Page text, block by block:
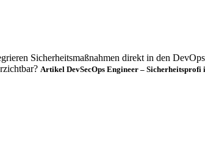
Sicherheitsmaßnahmen direkt in den
Artikel DevSecOps Engineer – Sicherheitsprofi